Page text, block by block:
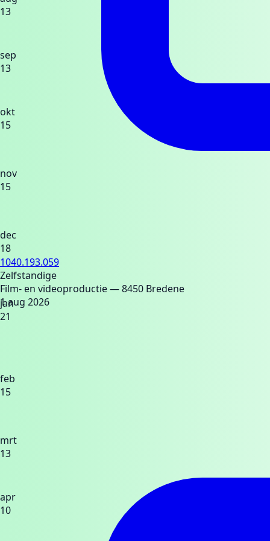
13
sep
13
okt
15
nov
15
dec
18
jan
21
feb
15
mrt
13
apr
10
1040.193.059
Zelfstandige
Film- en videoproductie— 8450 Bredene
1 aug 2026